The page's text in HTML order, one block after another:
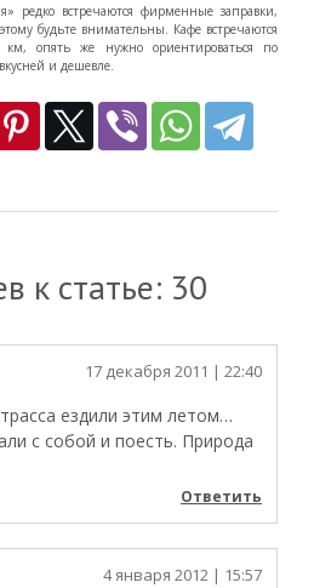
редко встречаются фирменные заправки,
будьте внимательны. Кафе встречаются
опять же нужно ориентироваться по
и дешевле.
к статье: 30
17 декабря 2011 | 22:40
ездили этим летом…
с собой и поесть. Природа
Ответить
4 января 2012 | 15:57